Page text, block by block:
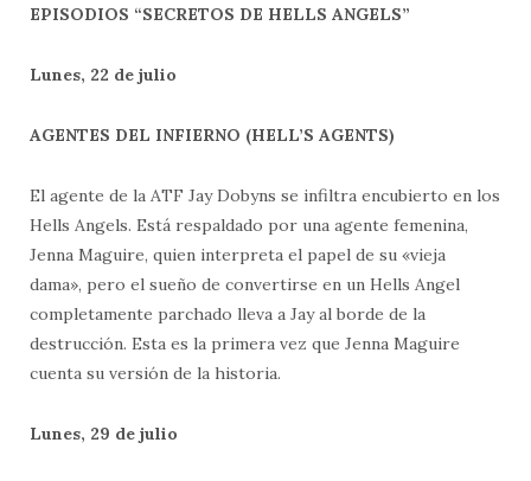
EPISODIOS “SECRETOS DE HELLS ANGELS”
Lunes, 22 de julio
AGENTES DEL INFIERNO (HELL’S AGENTS)
El agente de la ATF Jay Dobyns se infiltra encubierto en los
Hells Angels. Está respaldado por una agente femenina,
Jenna Maguire, quien interpreta el papel de su «vieja
dama», pero el sueño de convertirse en un Hells Angel
completamente parchado lleva a Jay al borde de la
destrucción. Esta es la primera vez que Jenna Maguire
cuenta su versión de la historia.
Lunes, 29 de julio